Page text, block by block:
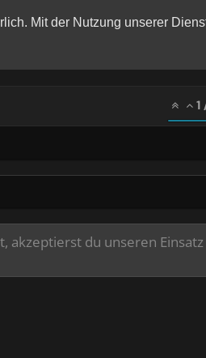
Mit der Nutzung unserer
1
du unseren Einsatz